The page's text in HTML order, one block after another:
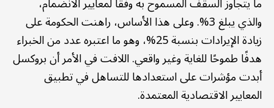
والذي يبلغ 3%. وعلى هذا الأساس، راهنت الحكومة على
زيادة الإيرادات بنسبة 25%، وهو ما اعتبره عدد من الخبراء
هدفًا طموحًا للغاية وغير واقعي. اللافت في الأمر أن بروكسل
أبدت مؤشرات على استعدادها للتساهل في تطبيق
المعايير الاقتصادية المعتمدة.